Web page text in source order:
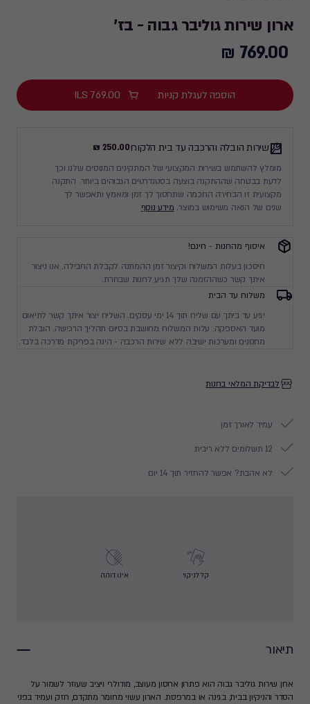
ארון שירות גוליבר גבוה - בז'
769.00
769.00 ₪
הוספה לעגלת קניות ILS 769.00
שירות הובלה והרכבה עד בית הלקוח250.00 ₪
מומלץ להשתמש בשירות המקצועי של המתקינים המנוסים שלנו וכך
לדעת בבטחה שההתקנה בוצעה בסטנדרטים הגבוהים ביותר. התקנה
מקצועית זו הבחירה החכמה שתחסוך לך זמן ומאמץ ותאפשר לך
שנים של הנאה משימוש במוצר. מידע נוסף
איסוף מהחנות - חינם!
חיסכון בעלות המשלוח וקיצור זמן ההמתנה לקבלת החבילה. אנו ניצור
איתך קשר כשההזמנה שלך תגיע לחנות שבחרת.
משלוח עד הבית
יגיע עד ביתך עם שליח תוך 14 ימי עסקים. השליח יצור איתך קשר לתיאום
מועד האספקה. עלות המשלוח מחושבת בסיום תהליך הרכישה. הובלת
מחסנים ומערכות ישיבה ללא שירות הרכבה - הינה בפריקת מדרכה בלבד.
לבדיקת המלאי בחנות
עמיד לאורך זמן
12 תשלומים ללא ריבית
לא אהבת? אפשר להחזיר תוך 14 יום
קל לניקוי אינו דוהה
תיאור
ארון שירות גוליבר גבוה הוא פתרון אחסון מעוצב, מודולרי ויציב שעוזר לשמור על
הסדר והניקיון בבית, בגינה או במרפסת. הארון עשוי מחומר מתקדם, חזק ועמיד בפני